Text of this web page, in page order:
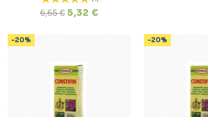
6,65 € 5,32 €
-20% -20%